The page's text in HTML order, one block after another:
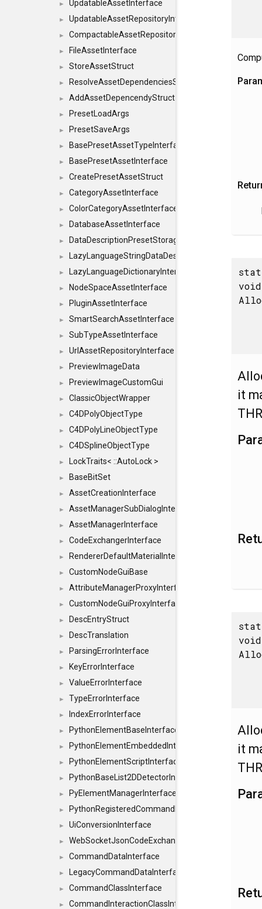
► UpdatableAssetInterface
► UpdatableAssetRepositoryInterface
► CompactableAssetRepositoryInterface
► FileAssetInterface
► StoreAssetStruct
► ResolveAssetDependenciesStruct
► AddAssetDepencendyStruct
► PresetLoadArgs
► PresetSaveArgs
► BasePresetAssetTypeInterface
► BasePresetAssetInterface
► CreatePresetAssetStruct
► CategoryAssetInterface
► ColorCategoryAssetInterface
► DatabaseAssetInterface
► DataDescriptionPresetStorageInterface
►
► LazyLanguageDictionaryInterface
► NodeSpaceAssetInterface
► PluginAssetInterface
► SmartSearchAssetInterface
► SubTypeAssetInterface
► UrlAssetRepositoryInterface
► PreviewImageData
► PreviewImageCustomGui
► ClassicObjectWrapper
► C4DPolyObjectType
► C4DPolyLineObjectType
► C4DSplineObjectType
► LockTraits< ::AutoLock >
► BaseBitSet
► AssetCreationInterface
► AssetManagerSubDialogInterface
► AssetManagerInterface
► CodeExchangerInterface
► RendererDefaultMaterialInterface
► CustomNodeGuiBase
► AttributeManagerProxyInterface
► CustomNodeGuiProxyInterface
► DescEntryStruct
► DescTranslation
► ParsingErrorInterface
► KeyErrorInterface
► ValueErrorInterface
► TypeErrorInterface
► IndexErrorInterface
► PythonElementBaseInterface
► PythonElementEmbeddedInterface
► PythonElementScriptInterface
► PythonBaseList2DDetectorInterface
► PyElementManagerInterface
► PythonRegisteredCommandIdsInterface
► UiConversionInterface
► WebSocketJsonCodeExchangerInterface
► CommandDataInterface
► LegacyCommandDataInterface
► CommandClassInterface
► CommandInteractionClassInterface
it
it